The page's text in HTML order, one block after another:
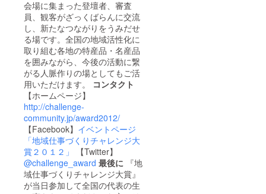
会場に集まった登壇者、審査
員、観客がざっくばらんに交流
し、新たなつながりをうみだせ
る場です。全国の地域活性化に
取り組む各地の特産品・名産品
を囲みながら、今後の活動に繋
がる人脈作りの場としてもご活
用いただけます。 コンタクト
【ホームページ】
http://challenge-
community.jp/award2012/
【Facebook】 イベントページ
「地域仕事づくりチャレンジ大
賞２０１２」
【Twitter】
@challenge_award 最後に 『地
域仕事づくりチャレンジ大賞』
が当日参加して全国の代表の生